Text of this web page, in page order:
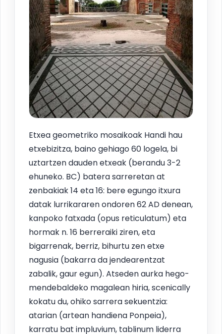
Etxea geometriko mosaikoak Handi hau
etxebizitza, baino gehiago 60 logela, bi
uztartzen dauden etxeak (berandu 3-2
ehuneko. BC) batera sarreretan at
zenbakiak 14 eta 16: bere egungo itxura
datak lurrikararen ondoren 62 AD denean,
kanpoko fatxada (opus reticulatum) eta
hormak n. 16 berreraiki ziren, eta
bigarrenak, berriz, bihurtu zen etxe
nagusia (bakarra da jendearentzat
zabalik, gaur egun). Atseden aurka hego-
mendebaldeko magalean hiria, scenically
kokatu du, ohiko sarrera sekuentzia:
atarian (artean handiena Ponpeia),
karratu bat impluvium, tablinum liderra